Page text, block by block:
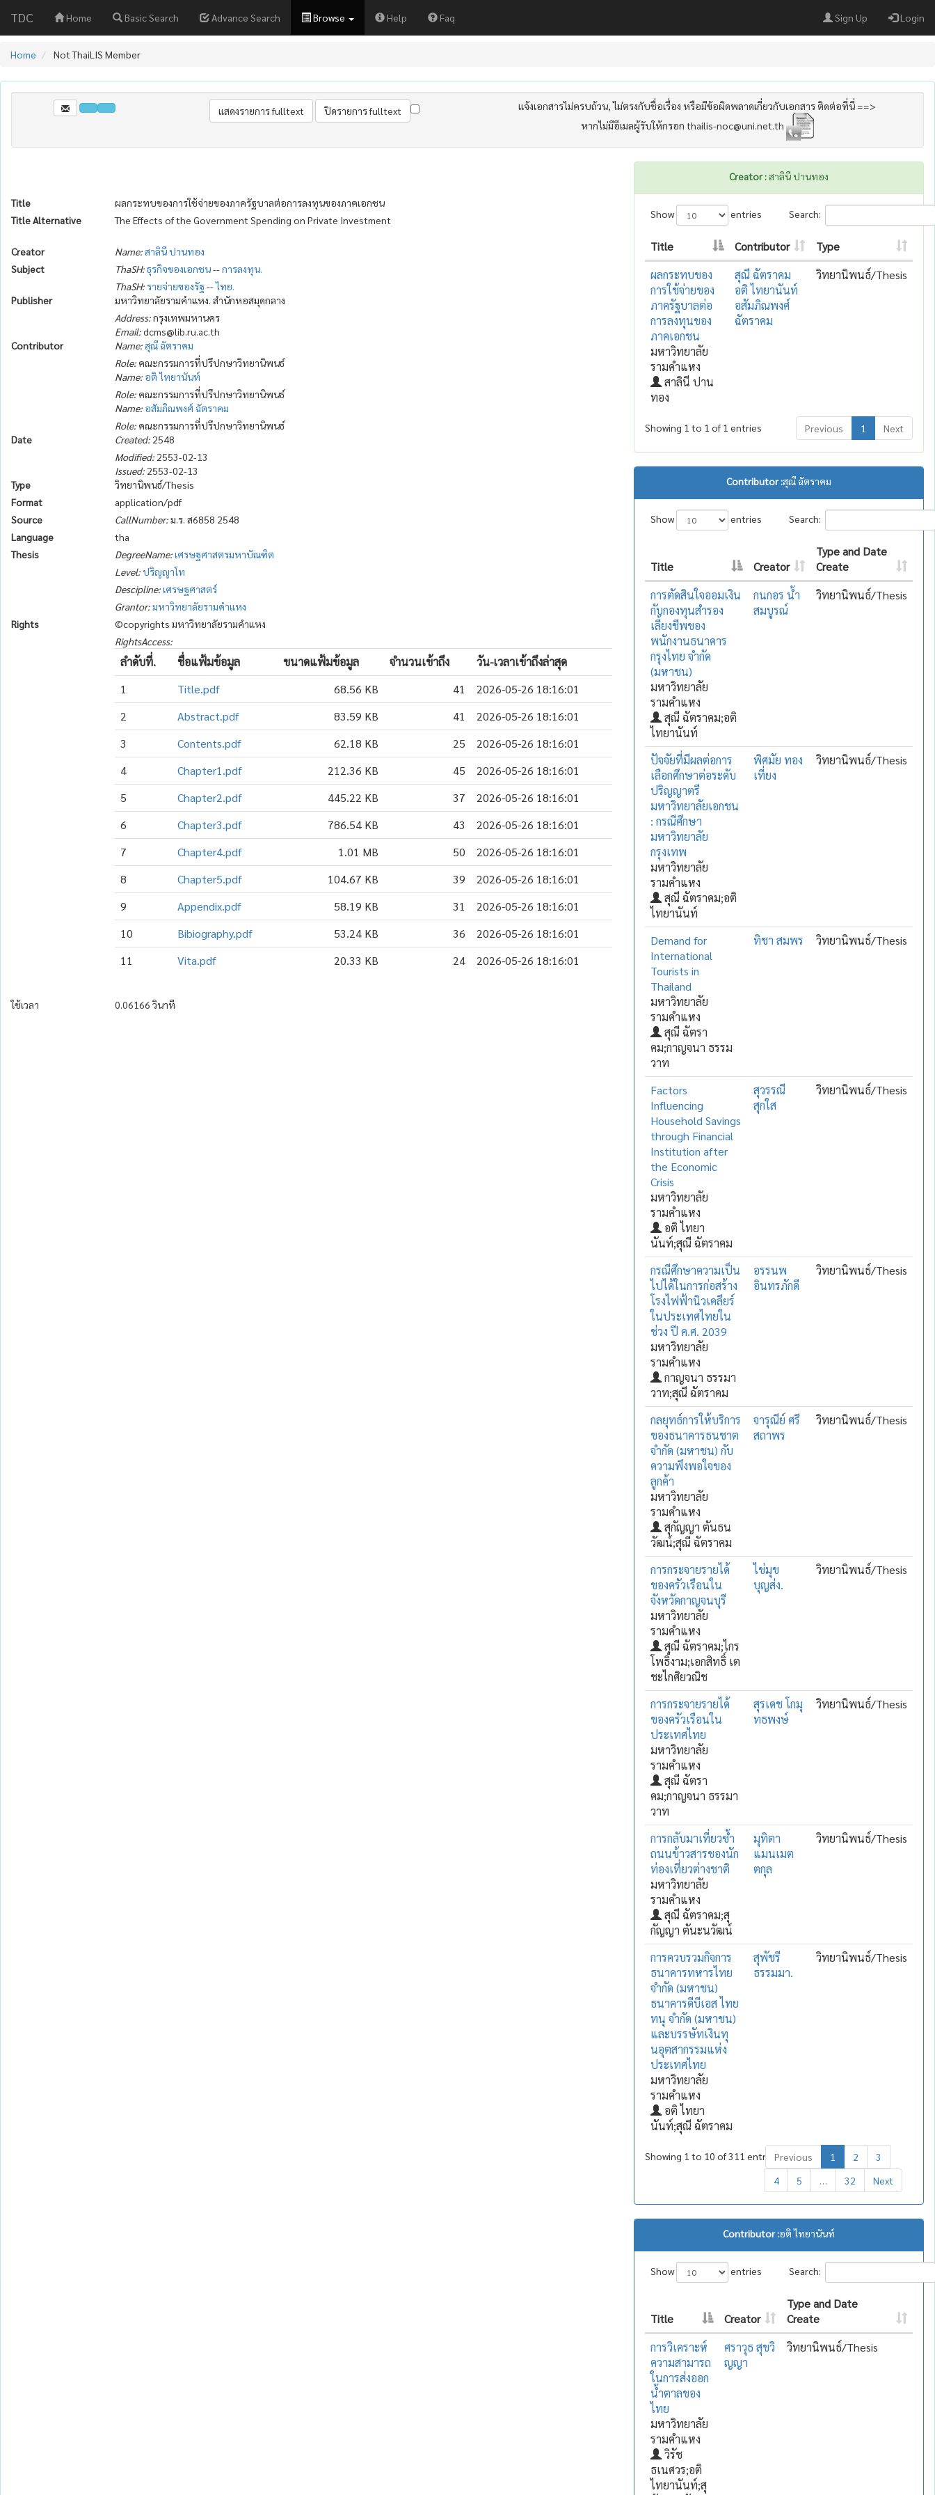
TDC Home Basic Search Advance Search Browse Help Faq Sign Up Login
Home Not ThaiLIS Member
แจ้งเอกสารไม่ครบถ้วน, ไม่ตรงกับชื่อเรื่อง หรือมีข้อผิดพลาดเกี่ยวกับเอกสาร ติดต่อที่นี่ ==>
หากไม่มีอีเมลผู้รับให้กรอก thailis-noc@uni.net.th
Title
ผลกระทบของการใช้จ่ายของภาครัฐบาลต่อการลงทุนของภาคเอกชน
Title Alternative
The Effects of the Government Spending on Private Investment
Creator Name:สาลินี ปานทอง
Subject
ThaSH:ธุรกิจของเอกชน--การลงทุน.
ThaSH: รายจ่ายของรัฐ--ไทย.
Publisher
มหาวิทยาลัยรามคำแหง. สำนักหอสมุดกลาง
Address:กรุงเทพมหานคร
Email:dcms@lib.ru.ac.th
Contributor
Name:สุณี ฉัตราคม
Role: คณะกรรมการที่ปรึปกษาวิทยานิพนธ์
Name: อติ ไทยานันท์
Role: คณะกรรมการที่ปรึปกษาวิทยานิพนธ์
Name: อสัมภิณพงศ์ ฉัตราคม
Role: คณะกรรมการที่ปรึปกษาวิทยานิพนธ์
Date
Created: 2548
Modified: 2553-02-13
Issued: 2553-02-13
Type
วิทยานิพนธ์/Thesis
Format
application/pdf
Source
CallNumber:ม.ร. ส6858 2548
Language
tha
Thesis
DegreeName:เศรษฐศาสตรมหาบัณฑิต
Level:ปริญญาโท
Descipline:เศรษฐศาสตร์
Grantor:มหาวิทยาลัยรามคำแหง
Rights
©copyrights มหาวิทยาลัยรามคำแหง
RightsAccess:
ลำดับที่. ชื่อแฟ้มข้อมูล ขนาดแฟ้มข้อมูล จำนวนเข้าถึง
วัน-เวลาเข้าถึงล่าสุด
1
Title.pdf 68.56 KB 41
2026-05-26 18:16:01
2
Abstract.pdf 83.59 KB 41
2026-05-26 18:16:01
3
Contents.pdf 62.18 KB 25
2026-05-26 18:16:01
4
Chapter1.pdf 212.36 KB 45
2026-05-26 18:16:01
5
Chapter2.pdf 445.22 KB 37
2026-05-26 18:16:01
6
Chapter3.pdf 786.54 KB 43
2026-05-26 18:16:01
7
Chapter4.pdf 1.01 MB 50
2026-05-26 18:16:01
8
Chapter5.pdf 104.67 KB 39
2026-05-26 18:16:01
9
Appendix.pdf 58.19 KB 31
2026-05-26 18:16:01
10
Bibiography.pdf 53.24 KB 36
2026-05-26 18:16:01
11
Vita.pdf 20.33 KB 24 2026-05-26 18:16:01
ใช้เวลา 0.06166 วินาที
Creator :สาลินี ปานทอง
Show entries Search:
Title Contributor
Type
ผลกระทบของ
การใช้จ่ายของ
ภาครัฐบาลต่อ
การลงทุนของ
ภาคเอกชน
มหาวิทยาลัย
รามคำแหง
สาลินี ปาน
ทอง
สุณี ฉัตราคม
อติ ไทยานันท์
อสัมภิณพงศ์
ฉัตราคม
วิทยานิพนธ์/Thesis
Showing 1 to 1 of 1 entries Previous 1 Next
Contributor :สุณี ฉัตราคม
Show entries Search:
Title Creator
Type and Date
Create
การตัดสินใจออมเงิน
กับกองทุนสำรอง
เลี้ยงชีพของ
พนักงานธนาคาร
กรุงไทย จำกัด
(มหาชน)
มหาวิทยาลัย
รามคำแหง
สุณี ฉัตราคม;อติ
ไทยานันท์
กนกอร น้ำ
สมบูรณ์
วิทยานิพนธ์/Thesis
ปัจจัยที่มีผลต่อการ
เลือกศึกษาต่อระดับ
ปริญญาตรี
มหาวิทยาลัยเอกชน
: กรณีศึกษา
มหาวิทยาลัย
กรุงเทพ
มหาวิทยาลัย
รามคำแหง
สุณี ฉัตราคม;อติ
ไทยานันท์
พิศมัย ทอง
เที่ยง
วิทยานิพนธ์/Thesis
Demand for
International
Tourists in
Thailand
มหาวิทยาลัย
รามคำแหง
สุณี ฉัตรา
คม;กาญจนา ธรรม
วาท
ทิชา สมพร วิทยานิพนธ์/Thesis
Factors
Influencing
Household Savings
through Financial
Institution after
the Economic
Crisis
มหาวิทยาลัย
รามคำแหง
อติ ไทยา
นันท์;สุณี ฉัตราคม
สุวรรณี
สุกใส
วิทยานิพนธ์/Thesis
กรณีศึกษาความเป็น
ไปได้ในการก่อสร้าง
โรงไฟฟ้านิวเคลียร์
ในประเทศไทยใน
ช่วง ปี ค.ศ. 2039
มหาวิทยาลัย
รามคำแหง
กาญจนา ธรรมา
วาท;สุณี ฉัตราคม
อรรนพ
อินทรภักดี
วิทยานิพนธ์/Thesis
กลยุทธ์การให้บริการ
ของธนาคารธนชาต
จำกัด (มหาชน) กับ
ความพึงพอใจของ
ลูกค้า
มหาวิทยาลัย
รามคำแหง
สุกัญญา ตันธน
วัฒน์;สุณี ฉัตราคม
จารุณีย์ ศรี
สถาพร
วิทยานิพนธ์/Thesis
การกระจายรายได้
ของครัวเรือนใน
จังหวัดกาญจนบุรี
มหาวิทยาลัย
รามคำแหง
สุณี ฉัตราคม;ไกร
โพธิ์งาม;เอกสิทธิ์ เต
ชะไกศิยวณิช
ไข่มุข
บุญส่ง.
วิทยานิพนธ์/Thesis
การกระจายรายได้
ของครัวเรือนใน
ประเทศไทย
มหาวิทยาลัย
รามคำแหง
สุณี ฉัตรา
คม;กาญจนา ธรรมา
วาท
สุรเดช โกมุ
ทธพงษ์
วิทยานิพนธ์/Thesis
การกลับมาเที่ยวซ้ำ
ถนนข้าวสารของนัก
ท่องเที่ยวต่างชาติ
มหาวิทยาลัย
รามคำแหง
สุณี ฉัตราคม;สุ
กัญญา ตันะนวัฒน์
มุทิตา
แมนเมต
ตกุล
วิทยานิพนธ์/Thesis
การควบรวมกิจการ
ธนาคารทหารไทย
จำกัด (มหาชน)
ธนาคารดีบีเอส ไทย
ทนุ จำกัด (มหาชน)
และบรรษัทเงินทุ
นอุตสากรรมแห่ง
ประเทศไทย
มหาวิทยาลัย
รามคำแหง
อติ ไทยา
นันท์;สุณี ฉัตราคม
สุพัชรี
ธรรมมา.
วิทยานิพนธ์/Thesis
Showing 1 to 10 of 311 entriesPrevious 1 2
3
4
5 … 32 Next
Contributor :อติ ไทยานันท์
Show entries Search:
Title Creator
Type and Date
Create
การวิเคราะห์
ความสามารถ
ในการส่งออก
น้ำตาลของ
ไทย
มหาวิทยาลัย
รามคำแหง
วิรัช
ธเนศวร;อติ
ไทยานันท์;สุ
ศราวุธ สุขวิ
ญญา
วิทยานิพนธ์/Thesis